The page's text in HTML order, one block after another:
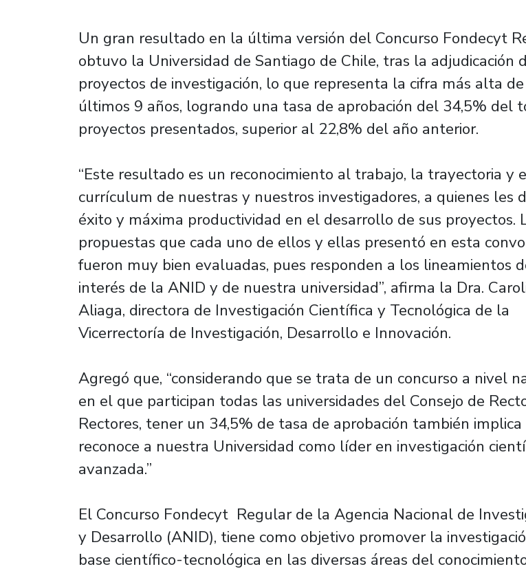
Un gran resultado en la última versión del Concurso Fondecyt
obtuvo la Universidad de Santiago de Chile, tras la adjudicación
proyectos de investigación, lo que representa la cifra más alta
últimos 9 años, logrando una tasa de aprobación del 34,5% del
proyectos presentados, superior al 22,8% del año anterior.
“Este resultado es un reconocimiento al trabajo, la trayectoria y
currículum de nuestras y nuestros investigadores, a quienes les
éxito y máxima productividad en el desarrollo de sus proyectos.
propuestas que cada uno de ellos y ellas presentó en esta
fueron muy bien evaluadas, pues responden a los lineamientos
interés de la ANID y de nuestra universidad”, afirma la Dra.
Aliaga, directora de Investigación Científica y Tecnológica de la
Vicerrectoría de Investigación, Desarrollo e Innovación.
Agregó que, “considerando que se trata de un concurso a nivel
en el que participan todas las universidades del Consejo de
Rectores, tener un 34,5% de tasa de aprobación también implica
reconoce a nuestra Universidad como líder en investigación
avanzada.”
El Concurso Fondecyt Regular de la Agencia Nacional de
y Desarrollo (ANID), tiene como objetivo promover la
base científico-tecnológica en las diversas áreas del